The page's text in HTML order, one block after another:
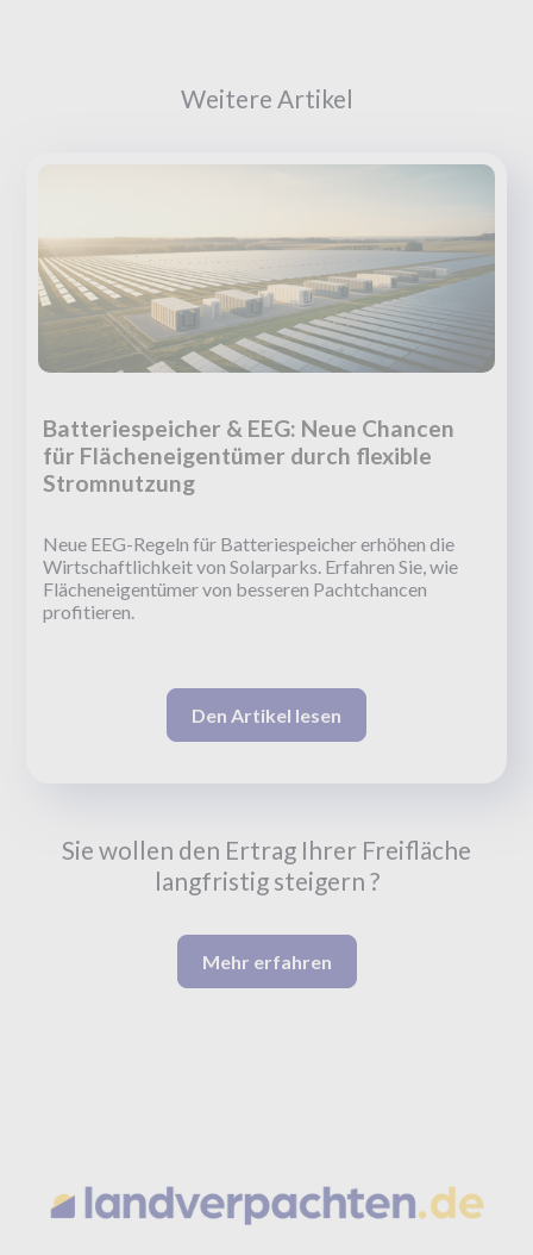
Weitere Artikel
Batteriespeicher & EEG: Neue Chancen
für Flächeneigentümer durch flexible
Stromnutzung
Neue EEG-Regeln für Batteriespeicher erhöhen die
Wirtschaftlichkeit von Solarparks. Erfahren Sie, wie
Flächeneigentümer von besseren Pachtchancen
profitieren.
Den Artikel lesen
Sie wollen den Ertrag Ihrer Freifläche
langfristig steigern ?
Mehr erfahren